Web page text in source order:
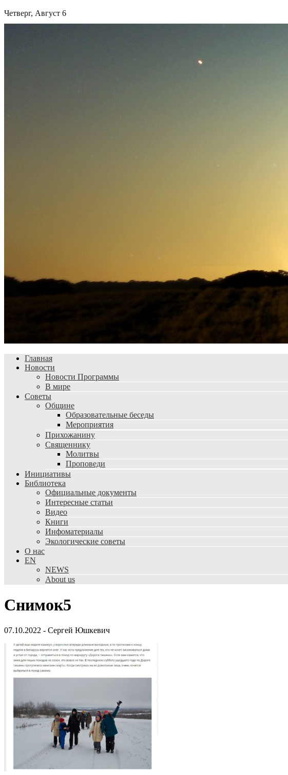
Четверг, Август 6
Главная
Новости
Новости Программы
В мире
Советы
Общине
Образовательные беседы
Мероприятия
Прихожанину
Священнику
Молитвы
Проповеди
Инициативы
Библиотека
Официальные документы
Интересные статьи
Видео
Книги
Инфоматериалы
Экологические советы
О нас
EN
NEWS
About us
Снимок5
07.10.2022 - Сергей Юшкевич